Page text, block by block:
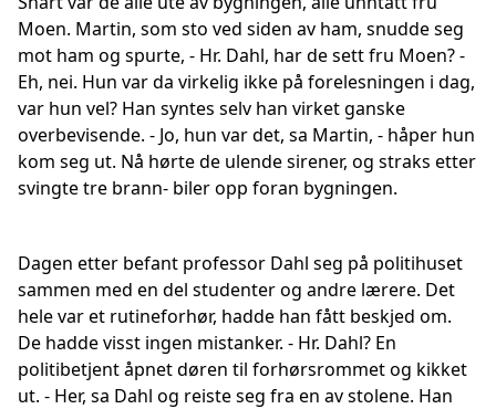
Moen. Martin, som sto ved siden av ham, snudde seg
mot ham og spurte, - Hr. Dahl, har de sett fru Moen? -
Eh, nei. Hun var da virkelig ikke på forelesningen i dag,
var hun vel? Han syntes selv han virket ganske
overbevisende. - Jo, hun var det, sa Martin, - håper hun
kom seg ut. Nå hørte de ulende sirener, og straks etter
svingte tre brann- biler opp foran bygningen.
Dagen etter befant professor Dahl seg på politihuset
sammen med en del studenter og andre lærere. Det
hele var et rutineforhør, hadde han fått beskjed om.
De hadde visst ingen mistanker. - Hr. Dahl? En
politibetjent åpnet døren til forhørsrommet og kikket
ut. - Her, sa Dahl og reiste seg fra en av stolene. Han